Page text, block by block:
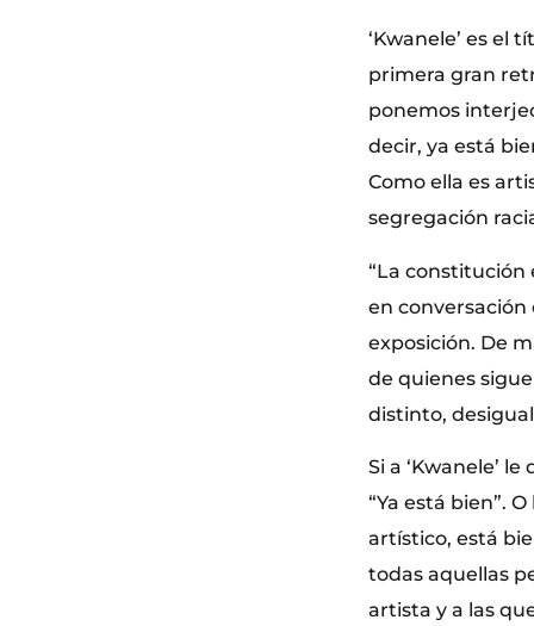
‘Kwanele’ es el
primera gran
ponemos
decir, ya está
Como ella es
segregación
“La constitución
en
exposición. De
de quienes
distinto,
Si a ‘Kwanele’
“Ya está bien”.
artístico, está
todas aquellas
artista y a las